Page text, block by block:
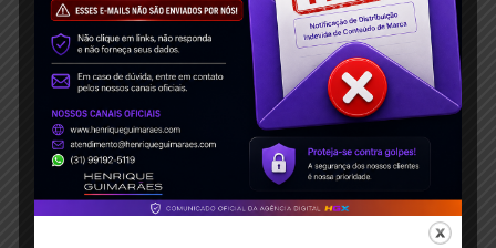
Criação De Sites De
Fotografia, Filmagem E
Fotógrafo(a)
Agência De Criação De Sites
Para Óticas E Lojas De Óculos